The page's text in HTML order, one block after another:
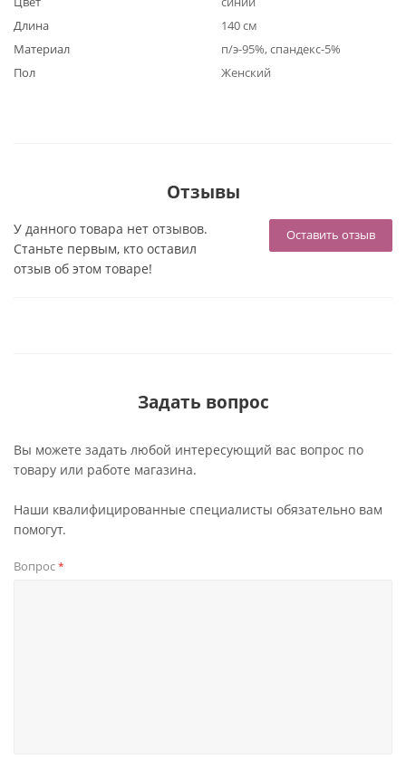
Длина
140 см
Материал
п/э-95%, спандекс-5%
Пол
Женский
Отзывы
Оставить отзыв
У данного товара нет отзывов.
Станьте первым, кто оставил
отзыв об этом товаре!
Задать вопрос
Вы можете задать любой интересующий вас вопрос по
товару или работе магазина.
Наши квалифицированные специалисты обязательно вам
помогут.
Вопрос*